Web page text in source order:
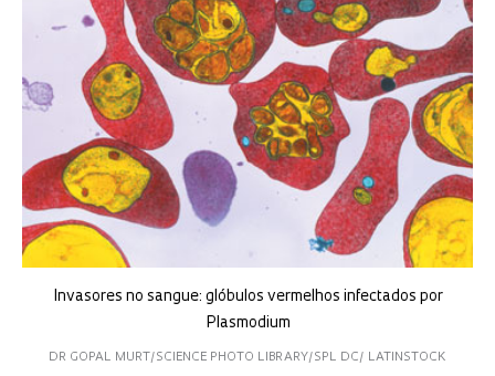
Invasores no sangue: glóbulos vermelhos infectados por
Plasmodium
DR GOPAL MURT/SCIENCE PHOTO LIBRARY/SPL DC/ LATINSTOCK